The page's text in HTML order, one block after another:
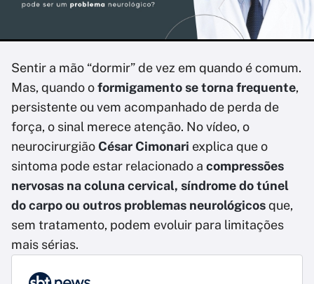
Sentir a mão “dormir” de vez em quando é comum.
Mas, quando oformigamento se torna frequente,
persistente ou vem acompanhado de perda de
força, o sinal merece atenção. No vídeo, o
neurocirurgiãoCésar Cimonari explica que o
sintoma pode estar relacionado a compressões
nervosas na coluna cervical, síndrome do túnel
do carpo ou outros problemas neurológicosque,
sem tratamento, podem evoluir para limitações
mais sérias.